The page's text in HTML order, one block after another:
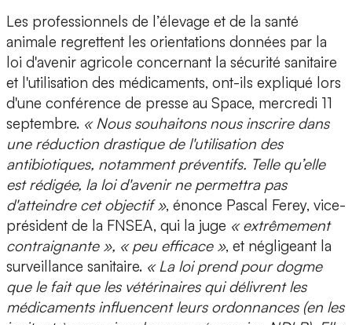
Les professionnels de l’élevage et de la santé
animale regrettent les orientations données par la
loi d'avenir agricole concernant la sécurité sanitaire
et l'utilisation des médicaments, ont-ils expliqué lors
d'une conférence de presse au Space, mercredi 11
septembre. « Nous souhaitons nous inscrire dans
une réduction drastique de l'utilisation des
antibiotiques, notamment préventifs. Telle qu’elle
est rédigée, la loi d'avenir ne permettra pas
d'atteindre cet objectif », énonce Pascal Ferey, vice-
président de la FNSEA, qui la juge « extrêmement
contraignante », « peu efficace », et négligeant la
surveillance sanitaire. « La loi prend pour dogme
que le fait que les vétérinaires qui délivrent les
médicaments influencent leurs ordonnances (en les